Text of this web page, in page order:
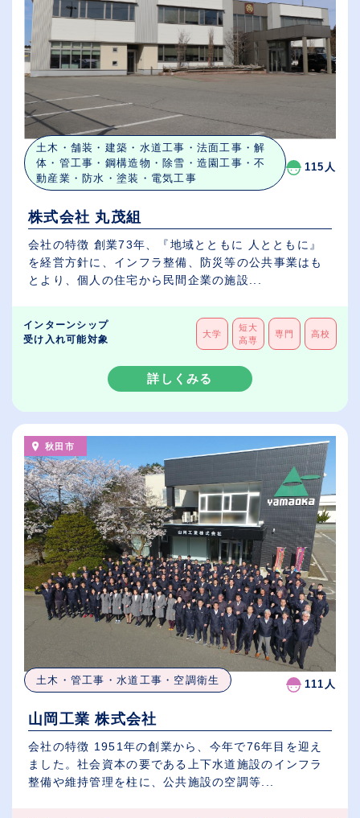
土木・舗装・建築・水道工事・法面工事・解
体・管工事・鋼構造物・除雪・造園工事・不
動産業・防水・塗装・電気工事
115人
株式会社 丸茂組
会社の特徴 創業73年、『地域とともに 人とともに』
を経営方針に、インフラ整備、防災等の公共事業はも
とより、個人の住宅から民間企業の施設...
インターンシップ
受け入れ可能対象
大学
短大
高専
専門 高校
詳しくみる
秋田市
土木・管工事・水道工事・空調衛生 111人
山岡工業 株式会社
会社の特徴 1951年の創業から、今年で76年目を迎え
ました。社会資本の要である上下水道施設のインフラ
整備や維持管理を柱に、公共施設の空調等...